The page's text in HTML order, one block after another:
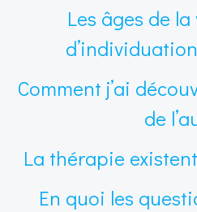
Les âges de
Comment j’ai
de
La thérapie
En quoi les